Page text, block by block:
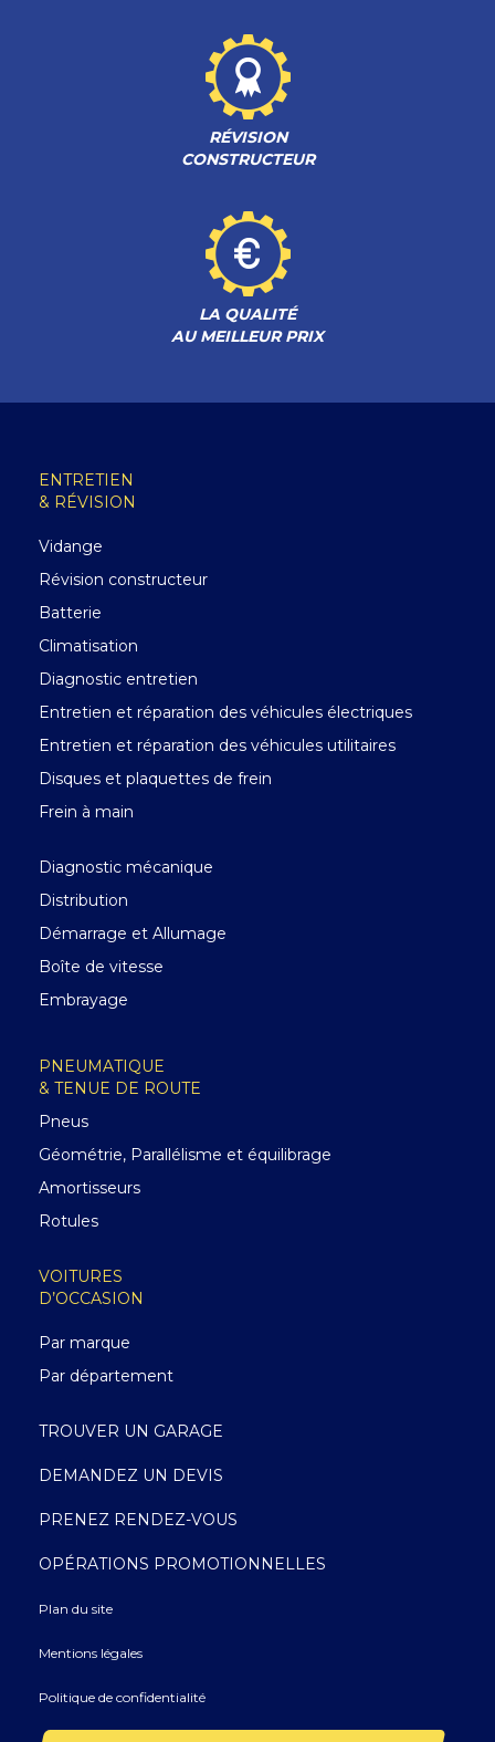
RÉVISION
CONSTRUCTEUR
LA QUALITÉ
AU MEILLEUR PRIX
ENTRETIEN
& RÉVISION
Vidange
Révision constructeur
Batterie
Climatisation
Diagnostic entretien
Entretien et réparation des véhicules électriques
Entretien et réparation des véhicules utilitaires
Disques et plaquettes de frein
Frein à main
Diagnostic mécanique
Distribution
Démarrage et Allumage
Boîte de vitesse
Embrayage
PNEUMATIQUE
& TENUE DE ROUTE
Pneus
Géométrie, Parallélisme et équilibrage
Amortisseurs
Rotules
VOITURES
D’OCCASION
Par marque
Par département
TROUVER UN GARAGE
DEMANDEZ UN DEVIS
PRENEZ RENDEZ-VOUS
OPÉRATIONS PROMOTIONNELLES
Plan du site
Mentions légales
Politique de confidentialité